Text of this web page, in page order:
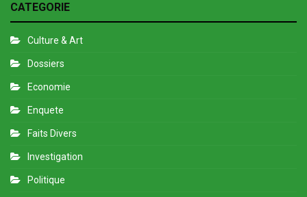
CATEGORIE
Culture & Art
Dossiers
Economie
Enquete
Faits Divers
Investigation
Politique